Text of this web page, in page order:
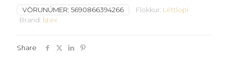
-
Gulgrænn
VÖRUNÚMER: 5690866394266 Flokkur: Léttlopi
Brand: Ístex
Share